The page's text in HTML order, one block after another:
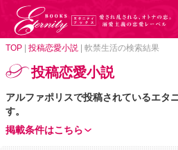
TOP 投稿恋愛小説 軟禁生活の検索結果
投稿恋愛小説
アルファポリスで投稿されているエタ
す。
掲載条件はこちら